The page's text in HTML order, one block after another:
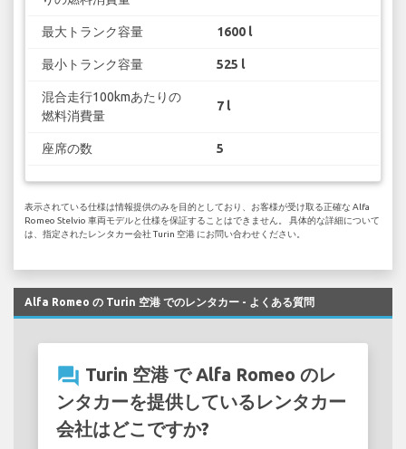
最大トランク容量 1600 l
最小トランク容量 525 l
混合走行100kmあたりの
燃料消費量
7 l
座席の数 5
表示されている仕様は情報提供のみを目的としており、お客様が受け取る正確な Alfa
Romeo Stelvio 車両モデルと仕様を保証することはできません。 具体的な詳細について
は、指定されたレンタカー会社 Turin 空港 にお問い合わせください。
Alfa Romeo の Turin 空港 でのレンタカー - よくある質問
question_answer Turin 空港 で Alfa Romeo のレ
ンタカーを提供しているレンタカー
会社はどこですか?